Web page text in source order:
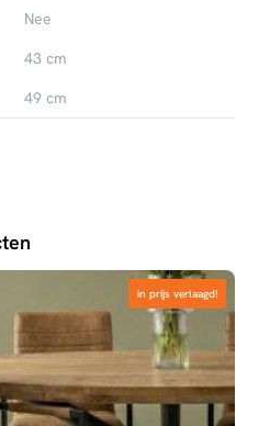
Nee
43 cm
49 cm
in prijs verlaagd!
in prijs verlaagd!